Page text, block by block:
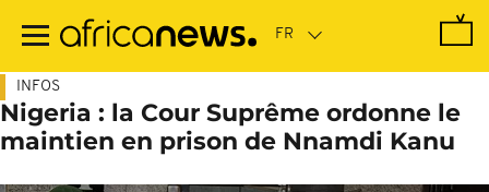
contenu
INFOS
Nigeria : la Cour Suprême ordonne le
maintien en prison de Nnamdi Kanu